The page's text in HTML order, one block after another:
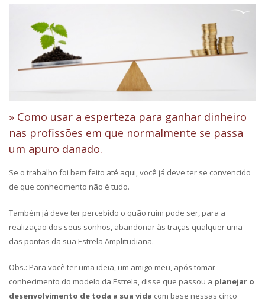
» Como usar a esperteza para ganhar dinheiro
nas profissões em que normalmente se passa
um apuro danado.
Se o trabalho foi bem feito até aqui, você já deve ter se convencido
de que conhecimento não é tudo.
Também já deve ter percebido o quão ruim pode ser, para a
realização dos seus sonhos, abandonar às traças qualquer uma
das pontas da sua Estrela Amplitudiana.
Obs.: Para você ter uma ideia, um amigo meu, após tomar
conhecimento do modelo da Estrela, disse que passou a planejar o
desenvolvimento de toda a sua vida com base nessas cinco